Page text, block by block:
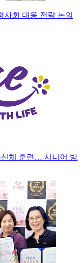
사회 대응 전략 논의
신체 훈련… 시니어 방